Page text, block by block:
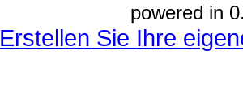
powered in
Erstellen Sie Ihre